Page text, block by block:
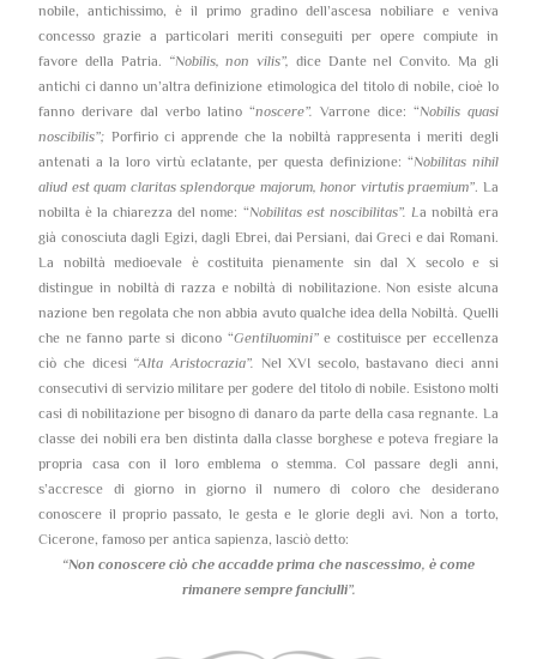
nobile, antichissimo, è il primo gradino dell’ascesa nobiliare e veniva
concesso grazie a particolari meriti conseguiti per opere compiute in
favore della Patria. “Nobilis, non vilis”, dice Dante nel Convito. Ma gli
antichi ci danno un’altra definizione etimologica del titolo di nobile, cioè lo
fanno derivare dal verbo latino “noscere”. Varrone dice: “Nobilis quasi
noscibilis”; Porfirio ci apprende che la nobiltà rappresenta i meriti degli
antenati a la loro virtù eclatante, per questa definizione: “Nobilitas nihil
aliud est quam claritas splendorque majorum, honor virtutis praemium”. La
nobilta è la chiarezza del nome: “Nobilitas est noscibilitas”. La nobiltà era
già conosciuta dagli Egizi, dagli Ebrei, dai Persiani, dai Greci e dai Romani.
La nobiltà medioevale è costituita pienamente sin dal X secolo e si
distingue in nobiltà di razza e nobiltà di nobilitazione. Non esiste alcuna
nazione ben regolata che non abbia avuto qualche idea della Nobiltà. Quelli
che ne fanno parte si dicono “Gentiluomini”e costituisce per eccellenza
ciò che dicesi “Alta Aristocrazia”. Nel XVI secolo, bastavano dieci anni
consecutivi di servizio militare per godere del titolo di nobile. Esistono molti
casi di nobilitazione per bisogno di danaro da parte della casa regnante. La
classe dei nobili era ben distinta dalla classe borghese e poteva fregiare la
propria casa con il loro emblema o stemma. Col passare degli anni,
s’accresce di giorno in giorno il numero di coloro che desiderano
conoscere il proprio passato, le gesta e le glorie degli avi. Non a torto,
Cicerone, famoso per antica sapienza, lasciò detto:
“Non conoscere ciò che accadde prima che nascessimo, è come
rimanere sempre fanciulli”.